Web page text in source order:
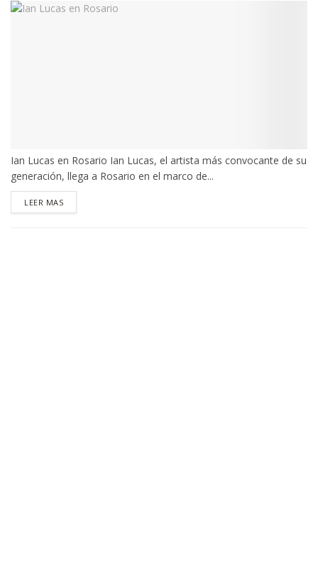
Ian Lucas en Rosario Ian Lucas, el artista más convocante de su
generación, llega a Rosario en el marco de...
LEER MASDETAILS